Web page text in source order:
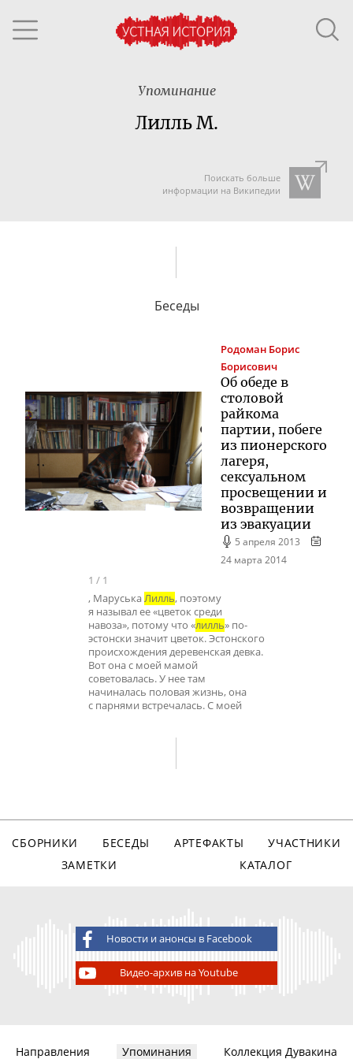
Упоминание
Лилль М.
Поискать больше
информации на Википедии
Беседы
Родоман Борис
Борисович
Об обеде в
столовой
райкома
партии, побеге
из пионерского
лагеря,
сексуальном
просвещении и
возвращении
из эвакуации
5 апреля 2013
24 марта 2014
1 / 1
, МаруськаЛилль, поэтому
я называл ее «цветок среди
навоза», потому что «лилль» по-
эстонски значит цветок. Эстонского
происхождения деревенская девка.
Вот она с моей мамой
советовалась. У нее там
начиналась половая жизнь, она
с парнями встречалась. С моей
СБОРНИКИ БЕСЕДЫ АРТЕФАКТЫ
УЧАСТНИКИ
ЗАМЕТКИ
КАТАЛОГ
Новости и анонсы в Facebook
Видео-архив на Youtube
Направления Упоминания Коллекция Дувакина